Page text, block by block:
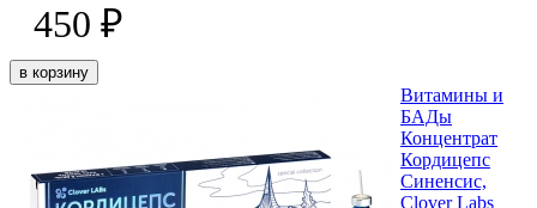
450 ₽
в корзину
Витамины и
БАДы
Концентрат
Кордицепс
Синенсис,
Clover Labs